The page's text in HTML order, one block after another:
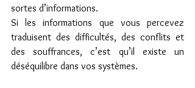
sortes d’informations.
Si les informations que vous percevez
traduisent des difficultés, des conflits et
des souffrances, c’est qu’il existe un
déséquilibre dans vos systèmes.